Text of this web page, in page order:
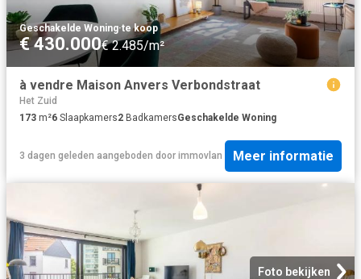
Geschakelde Woning·te koop
€ 430.000€ 2.485/m²
à vendre Maison Anvers Verbondstraat
Het Zuid
173 m²6 Slaapkamers2 BadkamersGeschakelde Woning
3 dagen geleden aangeboden door immovlan Meer informatie
Foto bekijken